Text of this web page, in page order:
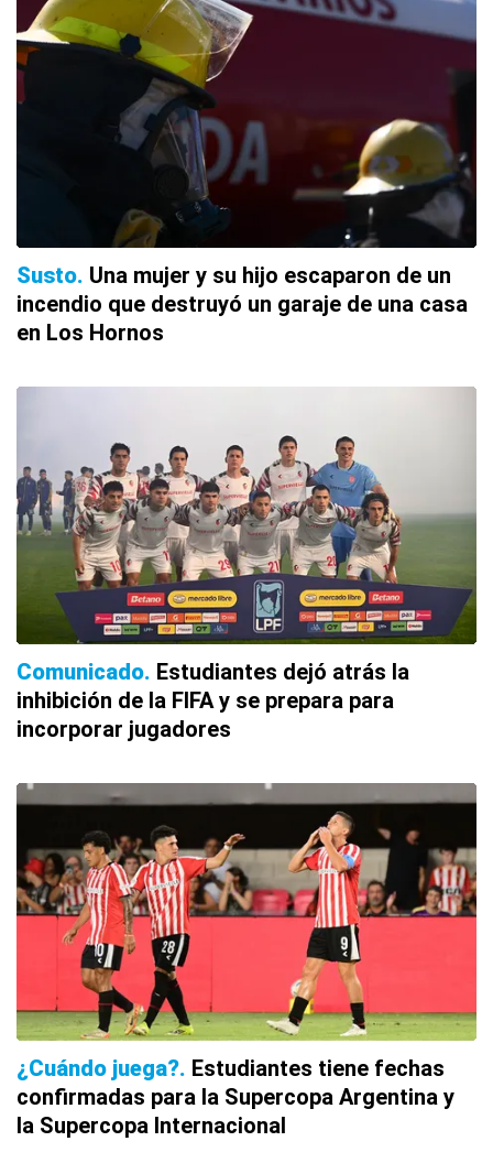
Susto Una mujer y su hijo escaparon de un
incendio que destruyó un garaje de una casa
en Los Hornos
Comunicado Estudiantes dejó atrás la
inhibición de la FIFA y se prepara para
incorporar jugadores
¿Cuándo juega? Estudiantes tiene fechas
confirmadas para la Supercopa Argentina y
la Supercopa Internacional